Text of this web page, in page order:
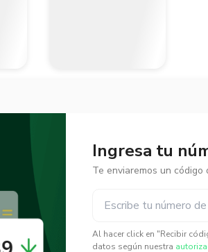
Ingresa tu
Te enviaremos un código
Al hacer click en "Recibir
datos según nuestra